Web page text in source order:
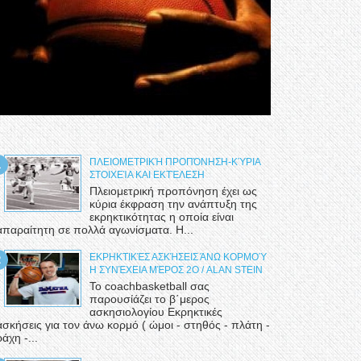
ΠΛΕΙΟΜΕΤΡΙΚΉ ΠΡΟΠΌΝΗΣΗ-ΚΎΡΙΑ
ΣΤΟΙΧΕΊΑ ΚΑΙ ΕΚΤΈΛΕΣΗ
Πλειομετρική προπόνηση έχει ως
κύρια έκφραση την ανάπτυξη της
εκρηκτικότητας η οποία είναι
σε πολλά αγωνίσματα. Η...
ΕΚΡΗΚΤΙΚΈΣ ΑΣΚΉΣΕΙΣ ΆΝΩ ΚΟΡΜΟΎ
Η ΣΥΝΈΧΕΙΑ ΜΈΡΟΣ 2Ο / ALAN STEIN
Το coachbasketball σας
παρουσίάζει το β΄μερος
ασκησιολογίου Εκρηκτικές
για τον άνω κορμό ( ώμοι - στηθός - πλάτη -
-...